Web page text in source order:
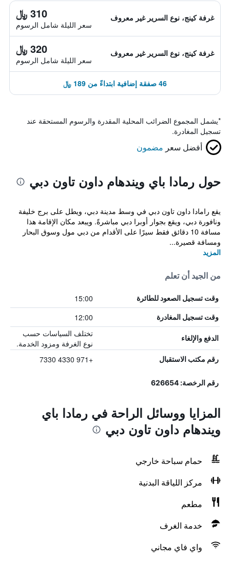
غرفة كينج، نوع السرير غير معروف 310 ﷼
سعر الليلة شامل الرسوم
غرفة كينج، نوع السرير غير معروف 320 ﷼
سعر الليلة شامل الرسوم
46 صفقة إضافية ابتداءً من 189 ﷼
*يشمل المجموع الضرائب المحلية المقدرة والرسوم المستحقة عند
تسجيل المغادرة.
أفضل سعر مضمون
حول رمادا باي ويندهام داون تاون دبي
يقع رامادا داون تاون دبي في وسط مدينة دبي، ويطل على برج خليفة
ونافورة دبي، ويقع بجوار أوبرا دبي مباشرةً. ويبعد مكان الإقامة هذا
مسافة 10 دقائق فقط سيرًا على الأقدام من دبي مول وسوق البحار
ومسافة قصيرة...
المزيد
من الجيد أن تعلم
وقت تسجيل الصعود للطائرة 15:00
وقت تسجيل المغادرة 12:00
الدفع والإلغاء
تختلف السياسات حسب
نوع الغرفة ومزود الخدمة.
رقم مكتب الاستقبال +971 4330 7330
رقم الرخصة: 626654
المزايا ووسائل الراحة في رمادا باي
ويندهام داون تاون دبي
حمام سباحة خارجي
مركز اللياقة البدنية
مطعم
خدمة الغرف
واي فاي مجاني